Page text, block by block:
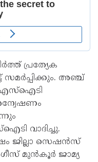
പ്രത്യേക
അഞ്ച്
എസ്‌ഐടി
വാദിച്ചു.
ജില്ലാ സെഷന്‍സ്
മുന്‍കൂര്‍ ജാമ്യ